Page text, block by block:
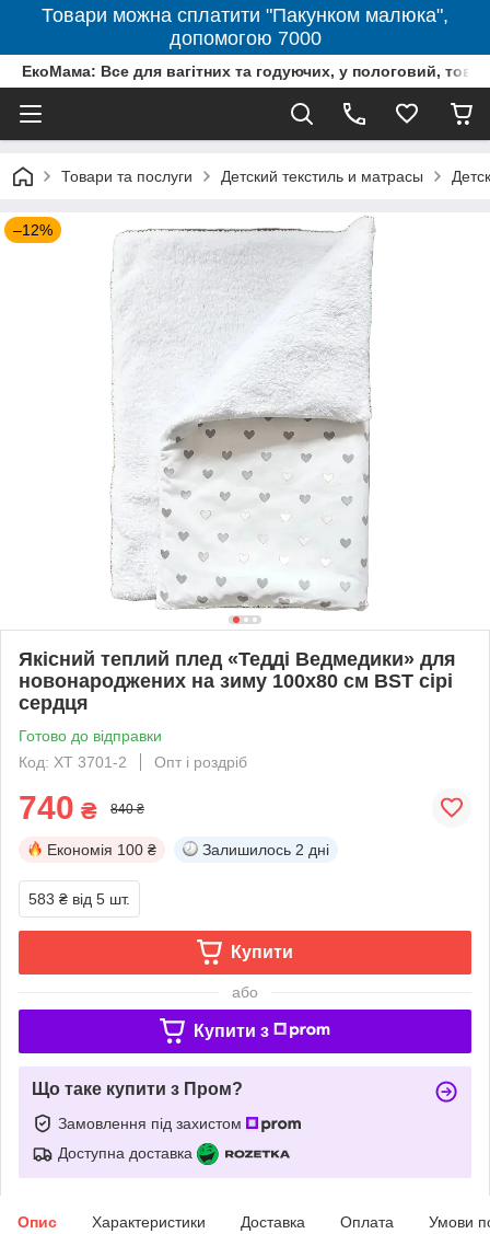
Товари можна сплатити "Пакунком малюка",
допомогою 7000
ЕкоМама: Все для вагітних та годуючих, у пологовий,
Товари та послуги Детский текстиль и матрасы
–12%
Якісний теплий плед «Тедді Ведмедики» для
новонароджених на зиму 100х80 см BST сірі
сердця
Готово до відправки
Код: ХТ 3701-2
Опт і роздріб
740 ₴ 840 ₴
Економія 100 ₴ Залишилось 2 дні
583 ₴ від 5 шт.
Купити
або
Купити з
Що таке купити з Пром?
Замовлення під захистом
Доступна доставка
Опис Характеристики Доставка Оплата Умови